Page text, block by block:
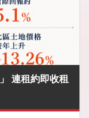
連租約即收租